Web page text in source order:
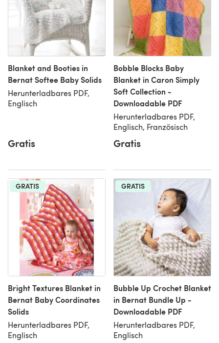
Blanket and Booties in
Bernat Softee Baby Solids
Herunterladbares PDF,
Englisch
Gratis
Bobble Blocks Baby
Blanket in Caron Simply
Soft Collection -
Downloadable PDF
Herunterladbares PDF,
Englisch, Französisch
Gratis
GRATIS
Bright Textures Blanket in
Bernat Baby Coordinates
Solids
Herunterladbares PDF,
Englisch
GRATIS
Bubble Up Crochet Blanket
in Bernat Bundle Up -
Downloadable PDF
Herunterladbares PDF,
Englisch